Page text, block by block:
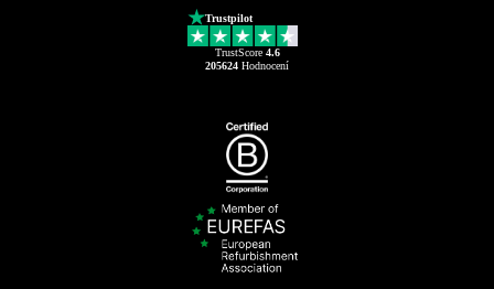
Trustpilot
TrustScore 4.6
205624 Hodnocení